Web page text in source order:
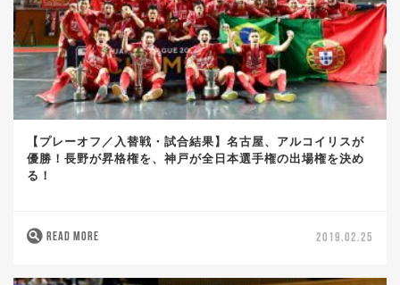
【プレーオフ／入替戦・試合結果】名古屋、アルコイリスが
優勝！長野が昇格権を、神戸が全日本選手権の出場権を決め
る！
READ MORE 2019.02.25